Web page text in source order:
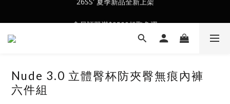
會員訂單滿$2500超取免運
Nude 3.0 立體臀杯防夾臀無痕內褲
六件組